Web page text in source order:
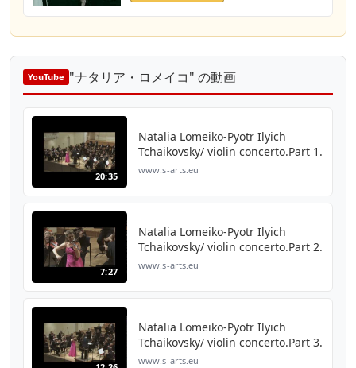
YouTube "ナタリア・ロメイコ" の動画
20:35
Natalia Lomeiko-Pyotr Ilyich
Tchaikovsky/ violin concerto.Part 1.
www.s-arts.eu
7:27
Natalia Lomeiko-Pyotr Ilyich
Tchaikovsky/ violin concerto.Part 2.
www.s-arts.eu
Natalia Lomeiko-Pyotr Ilyich
Tchaikovsky/ violin concerto.Part 3.
www.s-arts.eu